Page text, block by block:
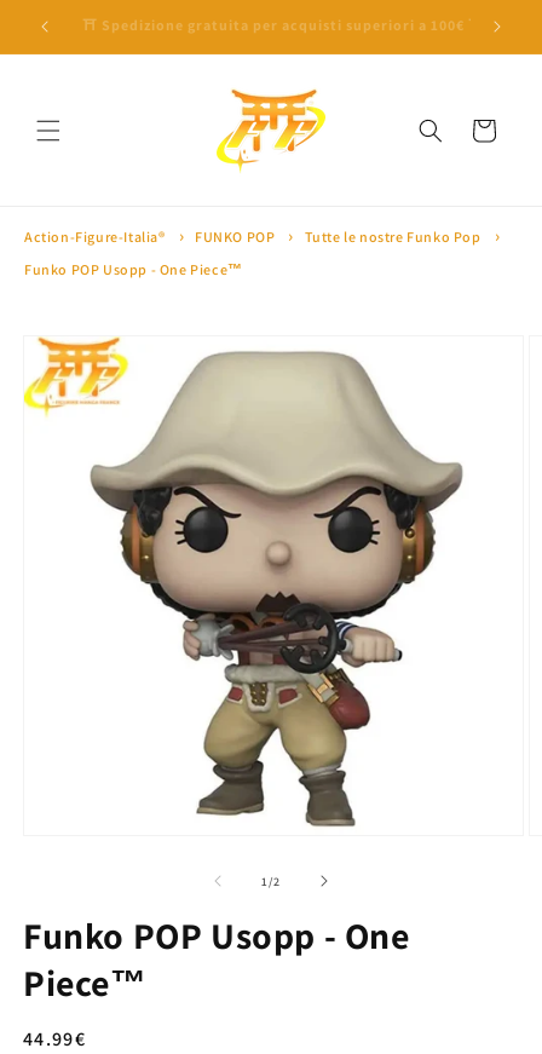
direttamente
100€ ⛩ 🎁 10% di sconto con il codice 'SAKURA10' 🎁 🏅
Carrello
Action-Figure-Italia® FUNKO POP
Tutte le nostre Funko Pop
Funko POP Usopp - One Piece™
Passa alle
informazioni
sul prodotto
1 /su
2
Funko POP Usopp - One
Piece™
Prezzo
44.99€